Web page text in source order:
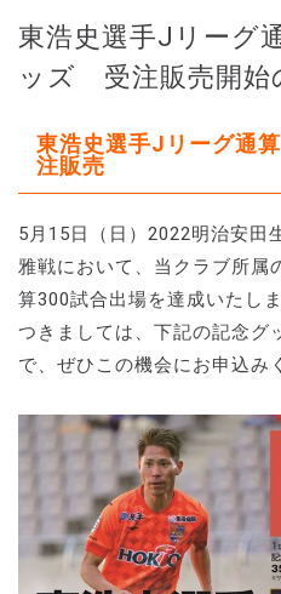
東浩史選手Jリーグ
ッズ 受注販売開始
東浩史選手Jリーグ通
注販売
5月15日（日）2022明治安田
雅戦において、当クラブ所属
算300試合出場を達成いたしま
つきましては、下記の記念グ
で、ぜひこの機会にお申込み